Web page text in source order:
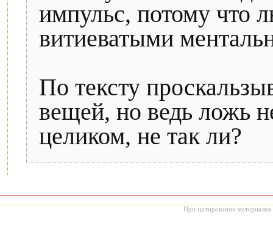
импульс, потому что
витиеватыми
По тексту
вещей, но ведь ложь
целиком, не так ли?
При цитировании материалов